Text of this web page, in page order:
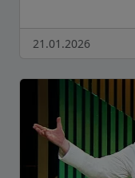
21.01.2026